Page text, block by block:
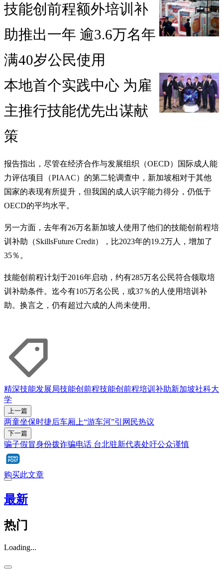
技能创前程额外培训补
助推出一年 逾3.6万名年
满40岁公民使用
本地首个实践中心 为雇
主推行技能优先出谋献
策
报告指出，尽管在经济合作与发展组织（OECD）国际成人能
力评估项目（PIAAC）的第二轮调查中，新加坡相对于其他
国家的表现有所提升，但我国的成人识字能力得分，仍低于
OECD的平均水平。
另一方面，去年有26万名新加坡人使用了他们的技能创前程培
训补助（SkillsFuture Credit），比2023年的19.2万人，增加了
35％。
技能创前程计划于2016年启动，约有285万名公民符合领取培
训补助条件。迄今有105万名公民，或37％的人使用培训补
助。换言之，仍有超过六成的人尚未使用。
精深技能发展局技能创前程技能创前程培训补助新加坡社科大
学
上一篇
两童坐保时捷后车厢上“游车河”引网民热议
下一篇
骗子假冒身份拨诈骗电话 台北驻新代表处吁公众谨慎
购买此文章
最新
热门
Loading...